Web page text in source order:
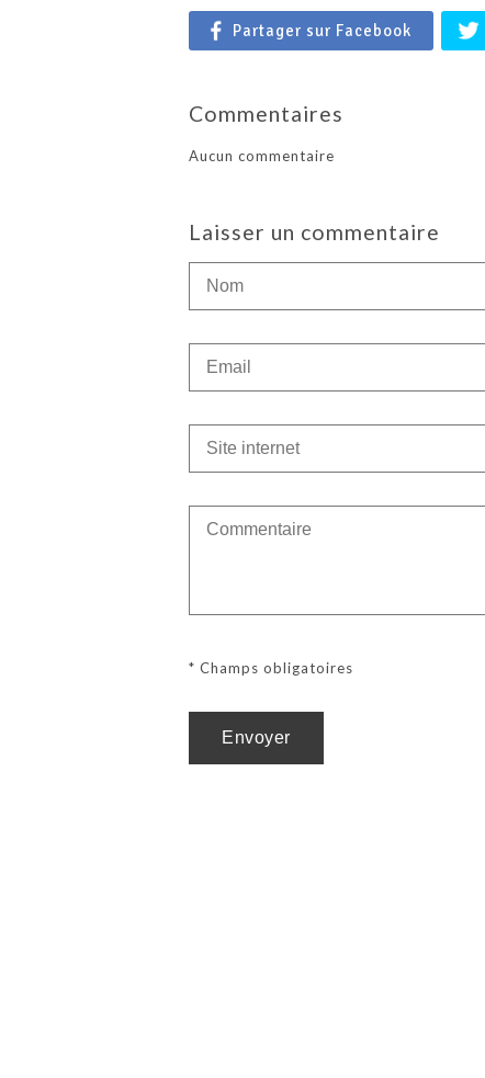
Partager sur Facebook
Commentaires
Aucun commentaire
Laisser un commentaire
* Champs obligatoires